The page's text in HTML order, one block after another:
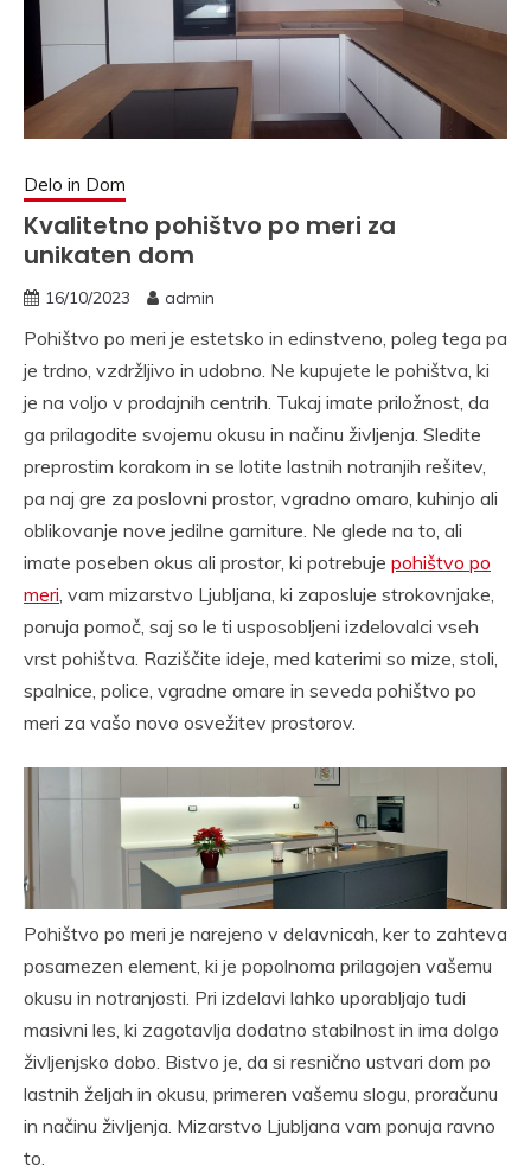
Delo in Dom
Kvalitetno pohištvo po meri za
unikaten dom
16/10/2023 admin
Pohištvo po meri je estetsko in edinstveno, poleg tega pa
je trdno, vzdržljivo in udobno. Ne kupujete le pohištva, ki
je na voljo v prodajnih centrih. Tukaj imate priložnost, da
ga prilagodite svojemu okusu in načinu življenja. Sledite
preprostim korakom in se lotite lastnih notranjih rešitev,
pa naj gre za poslovni prostor, vgradno omaro, kuhinjo ali
oblikovanje nove jedilne garniture. Ne glede na to, ali
imate poseben okus ali prostor, ki potrebuje pohištvo po
meri, vam mizarstvo Ljubljana, ki zaposluje strokovnjake,
ponuja pomoč, saj so le ti usposobljeni izdelovalci vseh
vrst pohištva. Raziščite ideje, med katerimi so mize, stoli,
spalnice, police, vgradne omare in seveda pohištvo po
meri za vašo novo osvežitev prostorov.
Pohištvo po meri je narejeno v delavnicah, ker to zahteva
posamezen element, ki je popolnoma prilagojen vašemu
okusu in notranjosti. Pri izdelavi lahko uporabljajo tudi
masivni les, ki zagotavlja dodatno stabilnost in ima dolgo
življenjsko dobo. Bistvo je, da si resnično ustvari dom po
lastnih željah in okusu, primeren vašemu slogu, proračunu
in načinu življenja. Mizarstvo Ljubljana vam ponuja ravno
to.